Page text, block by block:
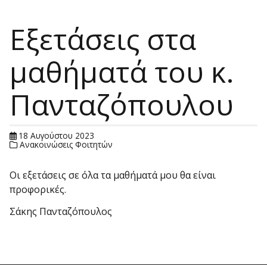
Εξετάσεις στα
μαθήματά του κ.
Πανταζόπουλου
18 Αυγούστου 2023
Ανακοινώσεις Φοιτητών
Οι εξετάσεις σε όλα τα μαθήματά μου θα είναι
προφορικές.
Σάκης Πανταζόπουλος